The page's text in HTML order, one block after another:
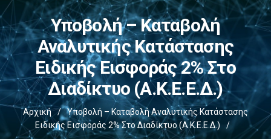
Υποβολή – Καταβολή
Αναλυτικής Κατάστασης
Ειδικής Εισφοράς 2% Στο
Διαδίκτυο (Α.Κ.Ε.Ε.Δ.)
Αρχική /
Υποβολή – Καταβολή Αναλυτικής Κατάστασης
Ειδικής Εισφοράς 2% Στο Διαδίκτυο (Α.Κ.Ε.Ε.Δ.)
/